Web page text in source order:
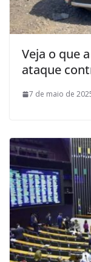
Veja o que
ataque
7 de maio de